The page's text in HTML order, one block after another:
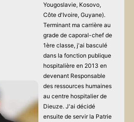
Yougoslavie, Kosovo,
Côte d'Ivoire, Guyane).
Terminant ma carrière au
grade de caporal-chef de
1ère classe, j'ai basculé
dans la fonction publique
hospitalière en 2013 en
devenant Responsable
des ressources humaines
au centre hospitalier de
Dieuze. J'ai décidé
ensuite de servir la Patrie